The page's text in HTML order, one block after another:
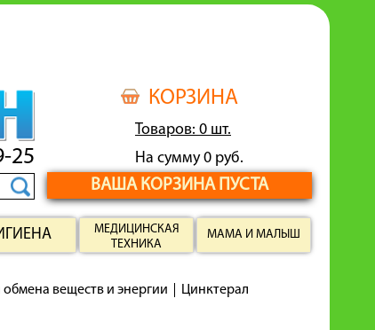
КОРЗИНА
Товаров: 0 шт.
На сумму 0 руб.
ВАША КОРЗИНА ПУСТА
25
МЕДИЦИНСКАЯ
ТЕХНИКА
МАМА И МАЛЫШ
веществ и энергии Цинктерал